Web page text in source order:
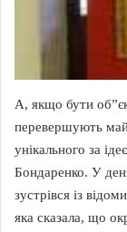
А, якщо бути
перевершують
унікального за
Бондаренко. У
зустрівся із
яка сказала, що